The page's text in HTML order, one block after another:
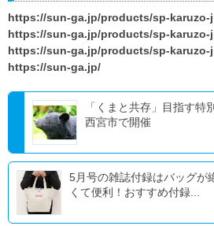
https://sun-ga.jp/products/sp-karuzo-
https://sun-ga.jp/products/sp-karuzo-
https://sun-ga.jp/products/sp-karuzo-
https://sun-ga.jp/
「くまと共存」目指す特
西宮市で開催
5月号の雑誌付録はバッグが
くて便利！おすすめ付録...